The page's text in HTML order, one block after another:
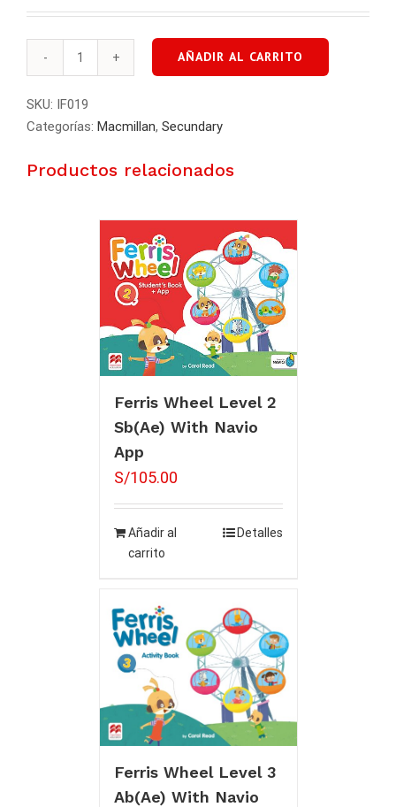
TEEN
SPLIT
EDITION
BOOK+WORKBOOK
cantidad
AÑADIR AL CARRITO
SKU: IF019
Categorías: Macmillan, Secundary
Productos relacionados
Ferris Wheel Level 2
Sb(Ae) With Navio
App
S/105.00
Añadir al
carrito
Detalles
Ferris Wheel Level 3
Ab(Ae) With Navio